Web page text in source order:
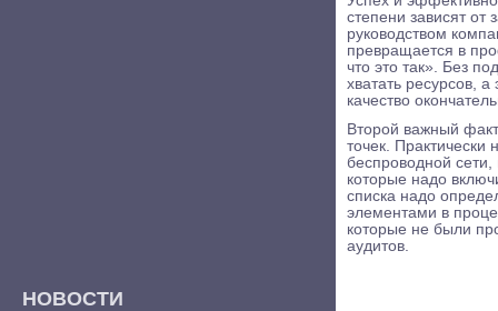
НОВОСТИ
степени зависят от
руководством
превращается в
что это так». Без
хватать ресурсов,
качество
Второй важный
точек. Практически
беспроводной
которые надо
списка надо
элементами в
которые не были
аудитов.